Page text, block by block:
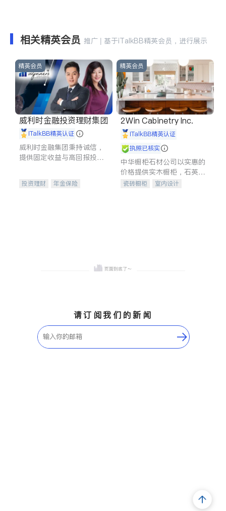
相关精英会员 推广 | 基于iTalkBB精英会员，进行展示
精英会员
威利时金融投资理财集团
iTalkBB精英认证
威利时金融集团秉持诚信，
提供固定收益与高回报投资
合，助力客户实现目标
投资理财
年金保险
精英会员
2Win Cabinetry Inc.
iTalkBB精英认证
执照已核实
中华橱柜石材公司以实惠的
价格提供实木橱柜，石英石
台面，多种优质不锈钢水
瓷砖橱柜
室内设计
请订阅我们的新闻